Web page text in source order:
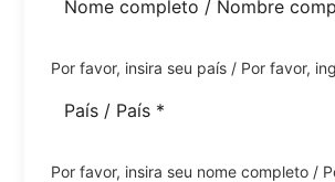
Por favor, insira seu país / Por favor,
Por favor, insira seu nome completo /